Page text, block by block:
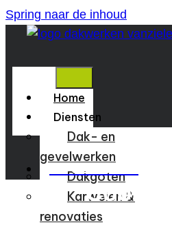
Spring naar de inhoud
Home
Diensten
Dak- en
gevelwerken
Dakgoten
Karweien &
renovaties
09 324 82 17